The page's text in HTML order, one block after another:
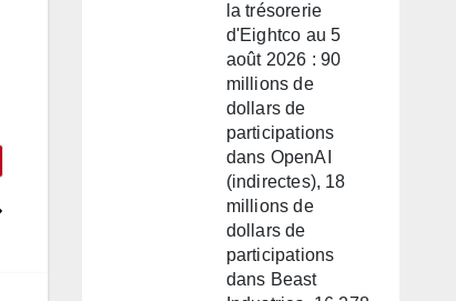
la trésorerie
d'Eightco au 5
août 2026 : 90
millions de
dollars de
participations
dans OpenAI
(indirectes), 18
millions de
dollars de
participations
dans Beast